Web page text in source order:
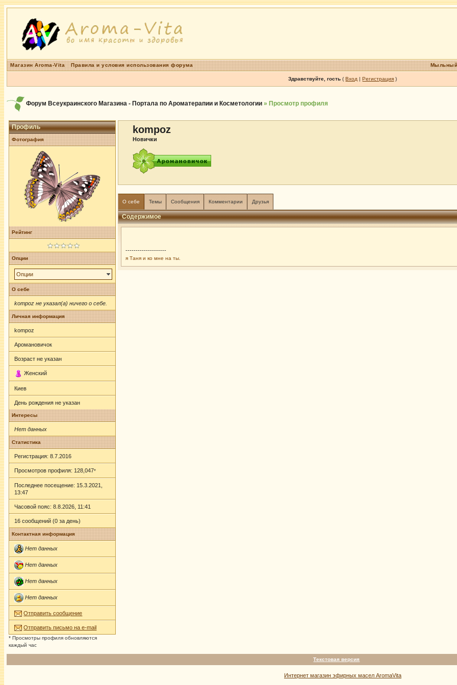
Магазин Aroma-Vita Правила и условия использования форума Мыльный
Здравствуйте, гость (Вход |Регистрация )
Форум Всеукраинского Магазина - Портала по Ароматерапии и Косметологии » Просмотр профиля
Профиль
Фотография
Рейтинг
Опции
Опции
О себе
kompoz не указал(а) ничего о себе.
Личная информация
kompoz
Аромановичок
Возраст не указан
Женский
Киев
День рождения не указан
Интересы
Нет данных
Статистика
Регистрация: 8.7.2016
Просмотров профиля: 128,047*
Последнее посещение: 15.3.2021,
13:47
Часовой пояс: 8.8.2026, 11:41
16 сообщений (0 за день)
Контактная информация
Нет данных
Нет данных
Нет данных
Нет данных
Отправить сообщение
Отправить письмо на e-mail
* Просмотры профиля обновляются
каждый час
kompoz
Новички
О себе Темы Сообщения Комментарии Друзья
Содержимое
--------------------
я Таня и ко мне на ты.
Текстовая версия
Интернет магазин эфирных масел AromaVita